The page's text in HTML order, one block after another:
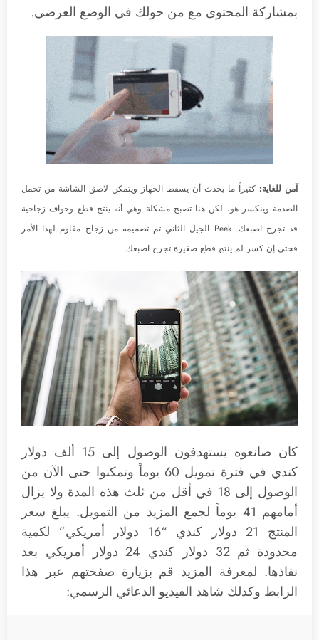
بمشاركة المحتوى مع من حولك في الوضع العرضي.
آمن للغاية: كثيراً ما يحدث أن يسقط الجهاز ويتمكن لاصق الشاشة من تحمل
الصدمة وينكسر هو، لكن هنا تصبح مشكلة وهي أنه ينتج قطع وحواف زجاجية
قد تجرح اصبعك. Peek الجيل الثاني تم تصميمه من زجاج مقاوم لهذا الأمر
فحتى إن كسر لم ينتج قطع صغيرة تجرح اصبعك.
كان صانعوه يستهدفون الوصول إلى 15 ألف دولار
كندي في فترة تمويل 60 يوماً وتمكنوا حتى الآن من
الوصول إلى 18 في أقل من ثلث هذه المدة ولا يزال
أمامهم 41 يوماً لجمع المزيد من التمويل. يبلغ سعر
المنتج 21 دولار كندي “16 دولار أمريكي” لكمية
محدودة ثم 32 دولار كندي 24 دولار أمريكي بعد
نفاذها. لمعرفة المزيد قم بزيارة صفحتهم عبر هذا
الرابط وكذلك شاهد الفيديو الدعائي الرسمي: